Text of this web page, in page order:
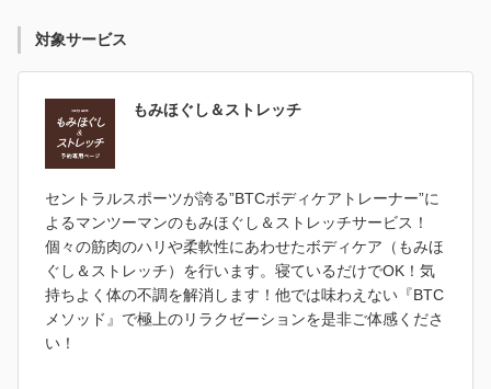
対象サービス
もみほぐし＆ストレッチ
セントラルスポーツが誇る”BTCボディケアトレーナー”に
よるマンツーマンのもみほぐし＆ストレッチサービス！
個々の筋肉のハリや柔軟性にあわせたボディケア（もみほ
ぐし＆ストレッチ）を行います。寝ているだけでOK！気
持ちよく体の不調を解消します！他では味わえない『BTC
メソッド』で極上のリラクゼーションを是非ご体感くださ
い！